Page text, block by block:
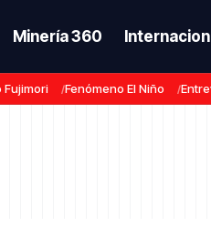
Minería 360
Fujimori Fenómeno El Niño